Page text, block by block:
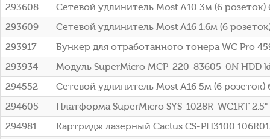
293608
Сетевой удлинитель Most A10 3м (6 розеток)
293609
Сетевой удлинитель Most A16 1.6м (6
293917
Бункер для отработанного тонера WC Pro
293934
Модуль SuperMicro MCP-220-83605-0N HDD
294552
Сетевой удлинитель Most A16 5м (6
294605
Платформа SuperMicro SYS-1028R-WC1RT 2.5"
294981
Картридж лазерный Cactus CS-PH3100